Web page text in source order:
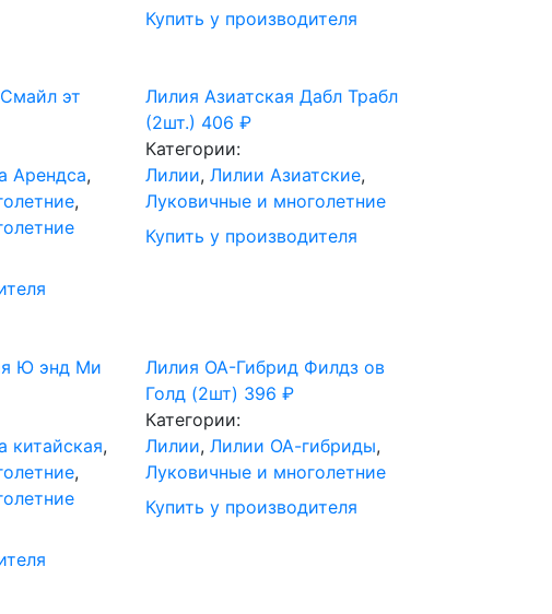
Купить у производителя
эт
Арендса,
,
Лилия Азиатская Дабл Трабл
(2шт.) 406₽
Категории:
Лилии,Лилии Азиатские,
Луковичные и многолетние
Купить у производителя
Ю энд Ми
китайская,
,
Лилия ОА-Гибрид Филдз ов
Голд (2шт) 396₽
Категории:
Лилии,Лилии ОА-гибриды,
Луковичные и многолетние
Купить у производителя